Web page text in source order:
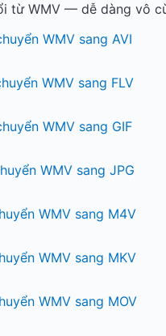
từ WMV — dễ dàng vô
WMV sang AVI
WMV sang FLV
WMV sang GIF
WMV sang JPG
WMV sang M4V
WMV sang MKV
WMV sang MOV